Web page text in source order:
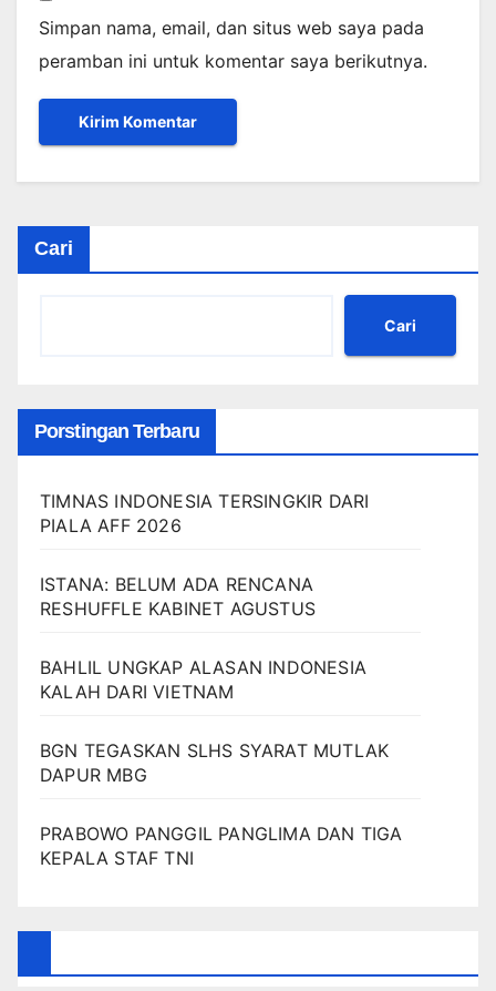
Simpan nama, email, dan situs web saya pada
peramban ini untuk komentar saya berikutnya.
Cari
Cari
Porstingan Terbaru
TIMNAS INDONESIA TERSINGKIR DARI
PIALA AFF 2026
ISTANA: BELUM ADA RENCANA
RESHUFFLE KABINET AGUSTUS
BAHLIL UNGKAP ALASAN INDONESIA
KALAH DARI VIETNAM
BGN TEGASKAN SLHS SYARAT MUTLAK
DAPUR MBG
PRABOWO PANGGIL PANGLIMA DAN TIGA
KEPALA STAF TNI